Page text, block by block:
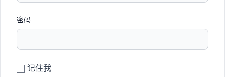
密码
记住我